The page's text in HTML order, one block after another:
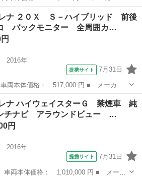
ナ ■ グレード名： ハイウェイスタ
ティ ＳＨＶ プッシュスタート アラ
ナ ２０Ｘ Ｓ－ハイブリッド 前後
バックモニター 全周囲カ…
2016年
提携サイト 7月31日
ナ ■ グレード名： ２０Ｘ Ｓ－ハ
バックモニター 全周囲カメラ ＥＴ
ナ ハイウェイスターＧ 禁煙車 純
チナビ アラウンドビュー …
円
2016年
提携サイト 7月31日